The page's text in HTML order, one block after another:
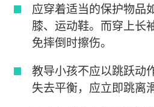
应穿着适当的保护物品
膝、运动鞋。而穿上长
免摔倒时擦伤。
教导小孩不应以跳跃动
失去平衡，应立即跳离